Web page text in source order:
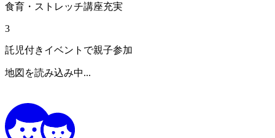
食育・ストレッチ講座充実
3
託児付きイベントで親子参加
地図を読み込み中...